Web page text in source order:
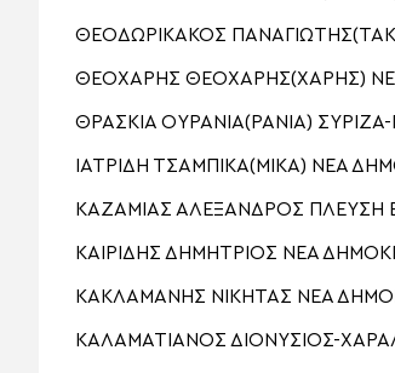
ΘΕΟΔΩΡΙΚΑΚΟΣ
ΘΕΟΧΑΡΗΣ ΘΕΟΧΑΡΗΣ(ΧΑΡΗΣ)
ΘΡΑΣΚΙΑ ΟΥΡΑΝΙΑ(ΡΑΝΙΑ)
ΙΑΤΡΙΔΗ ΤΣΑΜΠΙΚΑ(ΜΙΚΑ) ΝΕΑ
ΚΑΖΑΜΙΑΣ ΑΛΕΞΑΝΔΡΟΣ ΠΛΕΥΣΗ
ΚΑΙΡΙΔΗΣ ΔΗΜΗΤΡΙΟΣ ΝΕΑ
ΚΑΚΛΑΜΑΝΗΣ ΝΙΚΗΤΑΣ ΝΕΑ
ΚΑΛΑΜΑΤΙΑΝΟΣ ΔΙΟΝΥΣΙΟΣ-